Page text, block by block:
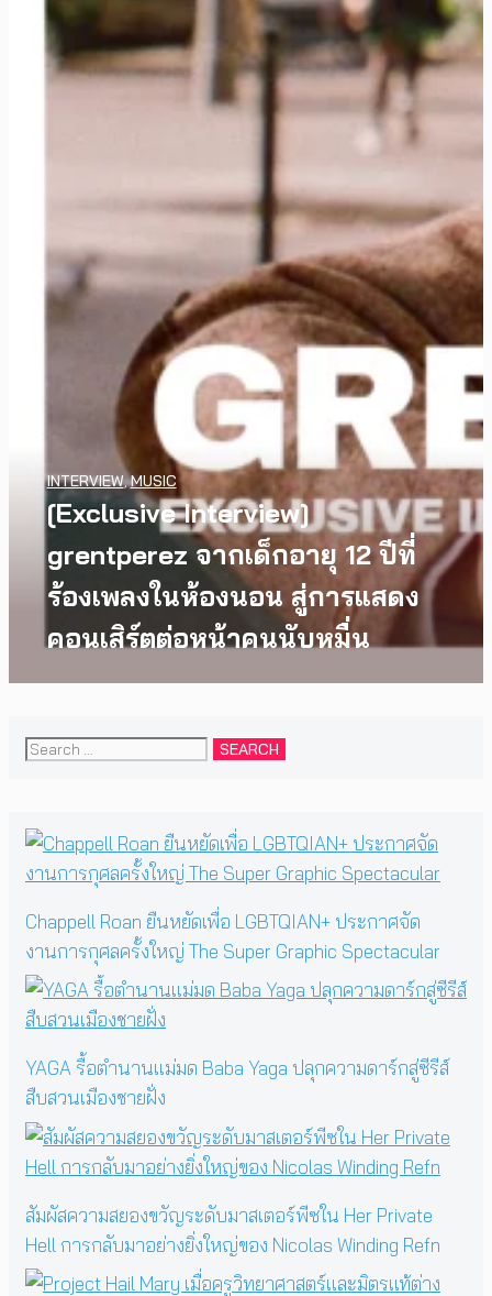
[Exclusive Interview]
grentperez จากเด็กอายุ 12 ปีที่
ร้องเพลงในห้องนอน สู่การแสดง
คอนเสิร์ตต่อหน้าคนนับหมื่น
INTERVIEW,MUSIC
Search
Chappell Roan ยืนหยัดเพื่อ LGBTQIAN+ ประกาศจัด
งานการกุศลครั้งใหญ่ The Super Graphic Spectacular
YAGA รื้อตำนานแม่มด Baba Yaga ปลุกความดาร์กสู่ซีรีส์
สืบสวนเมืองชายฝั่ง
สัมผัสความสยองขวัญระดับมาสเตอร์พีซใน Her Private
Hell การกลับมาอย่างยิ่งใหญ่ของ Nicolas Winding Refn